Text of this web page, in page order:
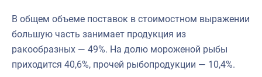
В общем объеме поставок в стоимостном выражении
большую часть занимает продукция из
ракообразных — 49%. На долю мороженой рыбы
приходится 40,6%, прочей рыбопродукции — 10,4%.